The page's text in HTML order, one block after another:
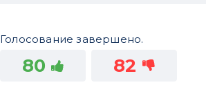
Голосование завершено.
80 82